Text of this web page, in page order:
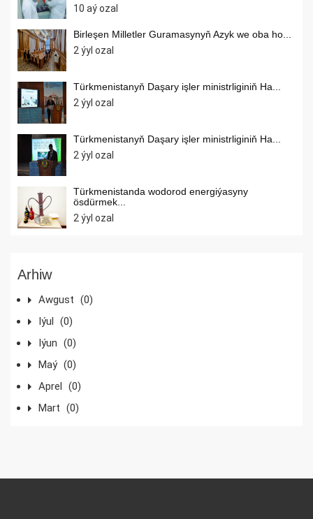
10 aý ozal
Birleşen Milletler Guramasynyň Azyk we oba ho...
2 ýyl ozal
Türkmenistanyň Daşary işler ministrliginiň Ha...
2 ýyl ozal
Türkmenistanyň Daşary işler ministrliginiň Ha...
2 ýyl ozal
Türkmenistanda wodorod energiýasyny
ösdürmek...
2 ýyl ozal
Arhiw
Awgust (0)
Iýul
(0)
Iýun (0)
Maý (0)
Aprel
(0)
Mart (0)